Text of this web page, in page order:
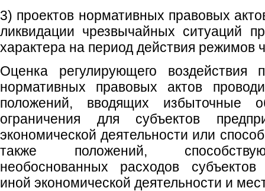
3) проектов нормативных правовых
ликвидации чрезвычайных ситуаций
характера на период действия режимов
Оценка регулирующего воздействия
нормативных правовых актов
положений, вводящих избыточные
ограничения для субъектов
экономической деятельности или
также положений,
необоснованных расходов
иной экономической деятельности и